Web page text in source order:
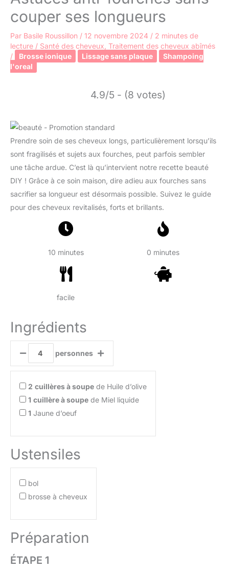
couper ses longueurs
Par Basile Roussillon / 12 novembre 2024 / 2 minutes de
lecture / Santé des cheveux Traitement des cheveux abîmés
/
Brosse ionique Lissage sans plaque
Shampoing
l'oreal
4.9/5 - (8 votes)
Prendre soin de ses cheveux longs, particulièrement lorsqu’ils
sont fragilisés et sujets aux fourches, peut parfois sembler
une tâche ardue. C’est là qu’intervient notre recette beauté
DIY ! Grâce à ce soin maison, dire adieu aux fourches sans
sacrifier sa longueur est désormais possible. Suivez le guide
pour des cheveux revitalisés, forts et brillants.
10 minutes 0 minutes
facile
Ingrédients
personnes
2 cuillères à soupe de Huile d’olive
1 cuillère à soupe de Miel liquide
1 Jaune d’oeuf
Ustensiles
bol
brosse à cheveux
Préparation
ÉTAPE 1